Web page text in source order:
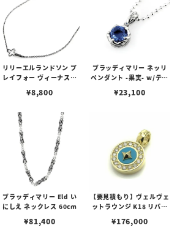
リリーエルランドソン プ
レイフォー ヴィーナスチ
¥8,800
ブラッディマリー ネッリ
ペンダント -果実- w/ティ
¥23,100
ブラッディマリー Eld い
にしえ ネックレス 60cm
¥81,400
【要見積もり】ヴェルヴェ
ットラウンジ K18 リバテ
ターコイズ
¥176,000